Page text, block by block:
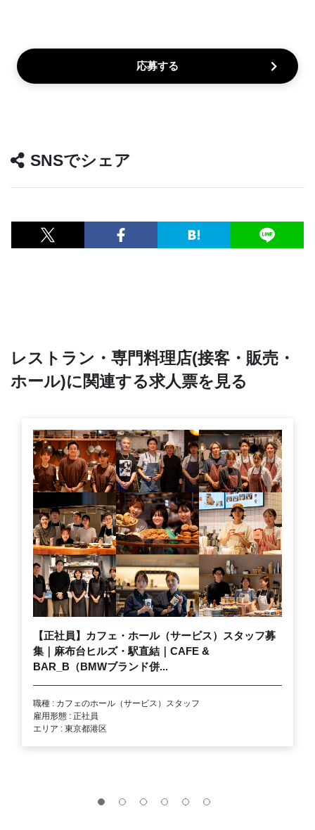
応募する
SNSでシェア
レストラン・専門料理店(接客・販売・
ホール)に関連する求人票を見る
【正社員】カフェ・ホール（サービス）スタッフ募
集｜麻布台ヒルズ・駅直結｜CAFE &
BAR_B（BMWブランド併...
職種 : カフェのホール（サービス）スタッフ
雇用形態 : 正社員
エリア : 東京都港区